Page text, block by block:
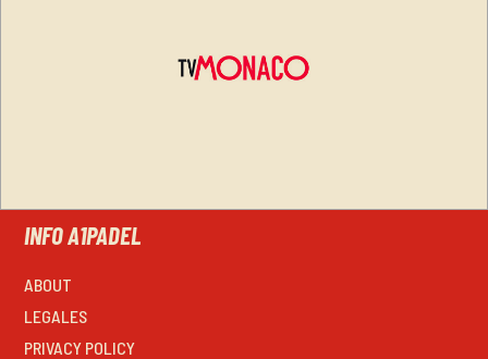
INFO A1PADEL
ABOUT
LEGALES
PRIVACY POLICY